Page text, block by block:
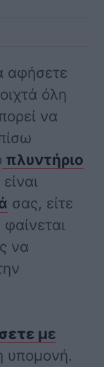
αφήσετε
όλη
να
πλυντήριο
σας, είτε
να
με
υπομονή.